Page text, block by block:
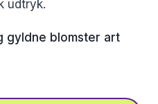
gyldne blomster art